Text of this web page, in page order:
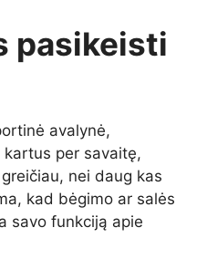
pasikeisti
avalynė,
per savaitę,
nei daug kas
kad bėgimo ar salės
savo funkciją apie